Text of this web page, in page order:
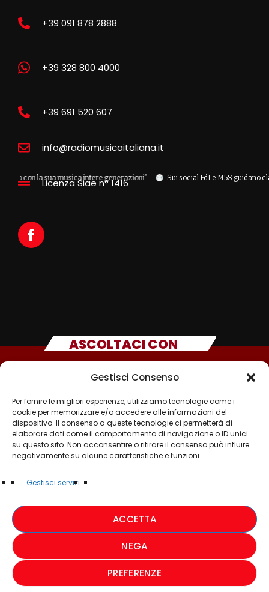
Gestisci Consenso
Per fornire le migliori esperienze, utilizziamo tecnologie come i
cookie per memorizzare e/o accedere alle informazioni del
dispositivo. Il consenso a queste tecnologie ci permetterà di
elaborare dati come il comportamento di navigazione o ID unici
su questo sito. Non acconsentire o ritirare il consenso può influire
negativamente su alcune caratteristiche e funzioni.
Gestisci servizi
ACCETTA
NEGA
PREFERENZE
sua musica intere generazioni” Sui social FdI e M5S guidano classifica
+39 091 878 2888
+39 328 800 4000
+39 691 520 607
info@radiomusicaitaliana.it
Licenza Siae n° 1416
ASCOLTACI CON
PRIVACY POLICY
COOKIE POLICY